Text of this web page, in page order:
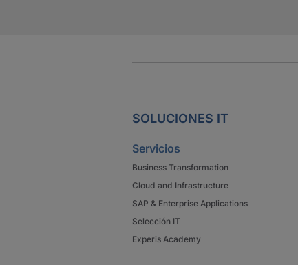
SOLUCIONES IT
Servicios
Business Transformation
Cloud and Infrastructure
SAP & Enterprise Applications
Selección IT
Experis Academy